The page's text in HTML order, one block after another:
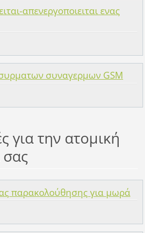
απενεργοποιειται ενας
συναγερμων GSM
για την ατομική
παρακολούθησης για μωρά